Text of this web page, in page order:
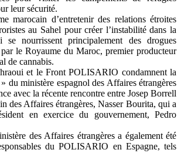
leur sécurité.
marocain d’entretenir des relations étroites
au Sahel pour créer l’instabilité dans la
se nourrissent principalement des drogues
le Royaume du Maroc, premier producteur
de cannabis.
et le Front POLISARIO condamnent la
du ministère espagnol des Affaires étrangères
avec la récente rencontre entre Josep Borrell
des Affaires étrangères, Nasser Bourita, qui a
en exercice du gouvernement, Pedro
des Affaires étrangères a également été
du POLISARIO en Espagne, tels